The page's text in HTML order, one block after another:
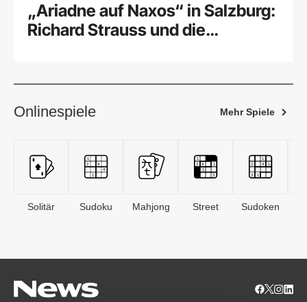
„Ariadne auf Naxos“ in Salzburg:
Richard Strauss und die
Onlinespiele Mehr Spiele
Solitär Sudoku Mahjong Street Sudoken